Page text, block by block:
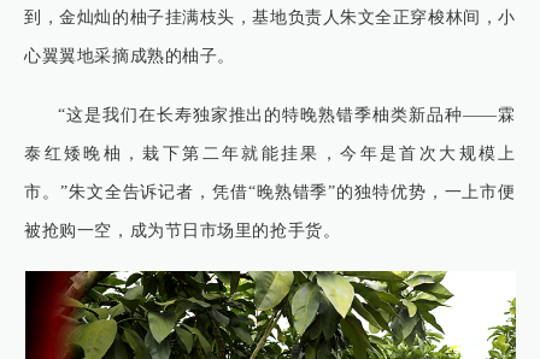
到，金灿灿的柚子挂满枝头，基地负责人朱文全正穿梭林间，小
心翼翼地采摘成熟的柚子。
“这是我们在长寿独家推出的特晚熟错季柚类新品种——霖
泰红矮晚柚，栽下第二年就能挂果，今年是首次大规模上
市。”朱文全告诉记者，凭借“晚熟错季”的独特优势，一上市便
被抢购一空，成为节日市场里的抢手货。